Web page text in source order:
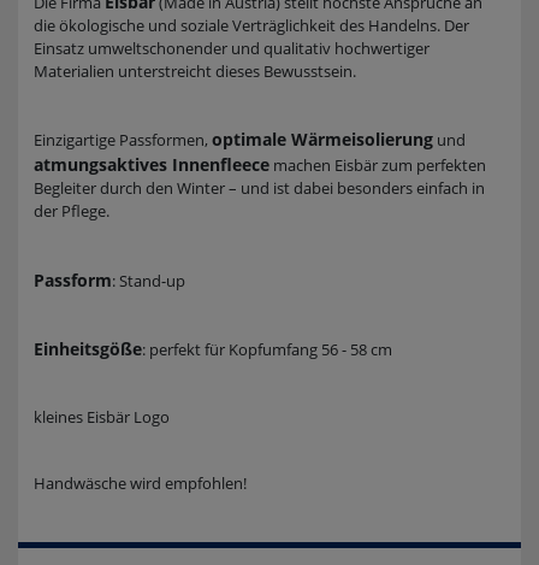
die ökologische und soziale Verträglichkeit des Handelns. Der
Einsatz umweltschonender und qualitativ hochwertiger
Materialien unterstreicht dieses Bewusstsein.
Einzigartige Passformen, optimale Wärmeisolierung und
atmungsaktives Innenfleece machen Eisbär zum perfekten
Begleiter durch den Winter – und ist dabei besonders einfach in
der Pflege.
Passform: Stand-up
Einheitsgöße: perfekt für Kopfumfang 56 - 58 cm
kleines Eisbär Logo
Handwäsche wird empfohlen!